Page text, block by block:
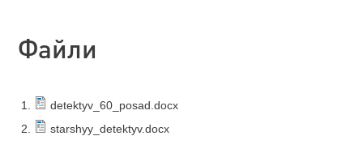
Файли
detektyv_60_posad.docx
starshyy_detektyv.docx